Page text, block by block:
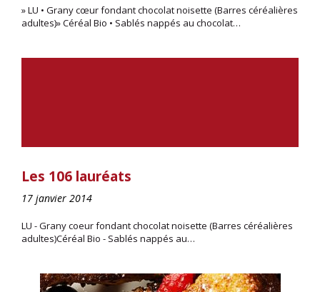
» LU • Grany cœur fondant chocolat noisette (Barres céréalières
adultes)» Céréal Bio • Sablés nappés au chocolat…
Les 106 lauréats
17 janvier 2014
LU - Grany coeur fondant chocolat noisette (Barres céréalières
adultes)Céréal Bio - Sablés nappés au…